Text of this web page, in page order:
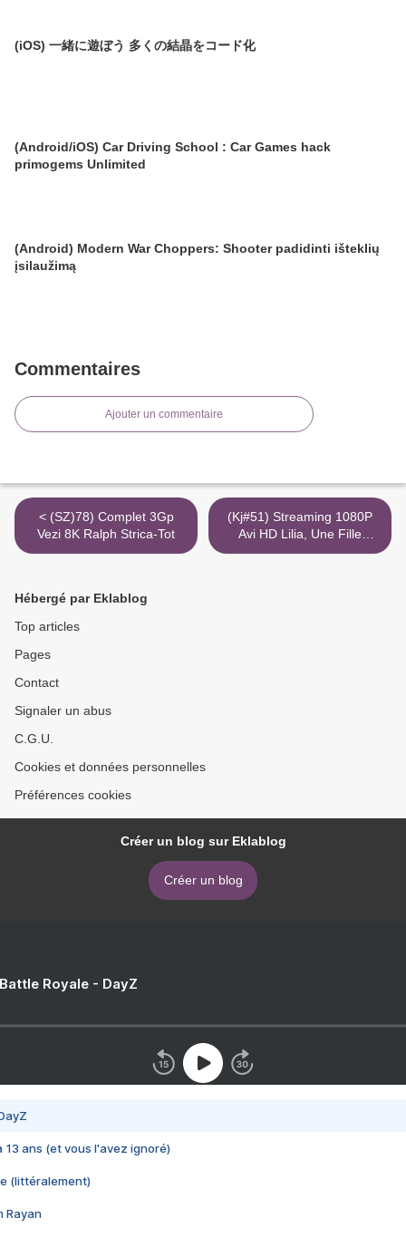
(iOS) 一緒に遊ぼう 多くの結晶をコード化
(Android/iOS) Car Driving School : Car Games hack
primogems Unlimited
(Android) Modern War Choppers: Shooter padidinti išteklių
įsilaužimą
Commentaires
Ajouter un commentaire
< (SZ)78) Complet 3Gp
Vezi 8K Ralph Strica-Tot
(Kj#51) Streaming 1080P
Avi HD Lilia, Une Fille
Tunisienne Torrent Magnet
Hébergé par Eklablog
Top articles
Pages
Contact
Signaler un abus
C.G.U.
Cookies et données personnelles
Préférences cookies
Créer un blog sur Eklablog
Créer un blog
Royale - DayZ
13 ans (et vous l'avez ignoré)
(littéralement)
Rayan